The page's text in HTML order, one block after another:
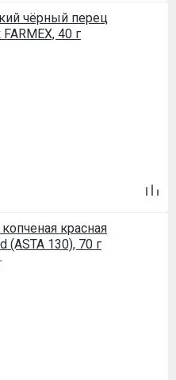
чёрный перец
40 г
красная
(ASTA 130), 70 г